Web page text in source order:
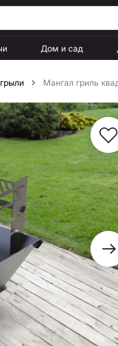
Дом и сад
Мангал гриль